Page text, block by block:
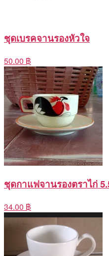
ชุดเบรคจานรองหัวใจ
50.00 ฿
ชุดกาแฟจานรองตราไก่
34.00 ฿